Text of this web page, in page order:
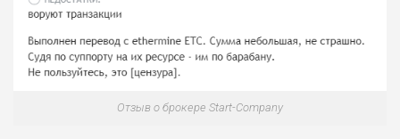
Отзыв о брокере Start-Company